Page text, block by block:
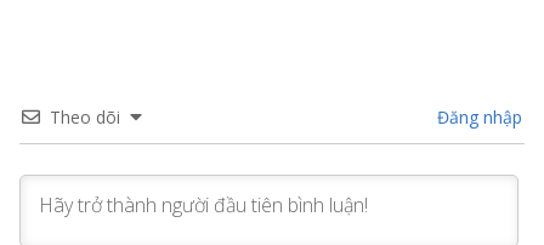
Theo dõi Đăng nhập